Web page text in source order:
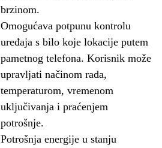
brzinom.
Omogućava potpunu kontrolu
uređaja s bilo koje lokacije putem
pametnog telefona. Korisnik može
upravljati načinom rada,
temperaturom, vremenom
uključivanja i praćenjem
potrošnje.
Potrošnja energije u stanju